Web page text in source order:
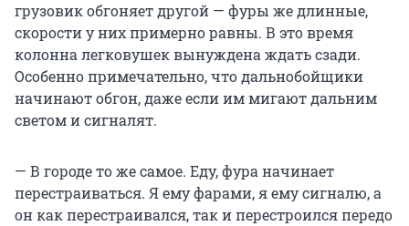
грузовик обгоняет другой — фуры же длинные,
скорости у них примерно равны. В это время
колонна легковушек вынуждена ждать сзади.
Особенно примечательно, что дальнобойщики
начинают обгон, даже если им мигают дальним
светом и сигналят.
— В городе то же самое. Еду, фура начинает
перестраиваться. Я ему фарами, я ему сигналю, а
он как перестраивался, так и перестроился передо